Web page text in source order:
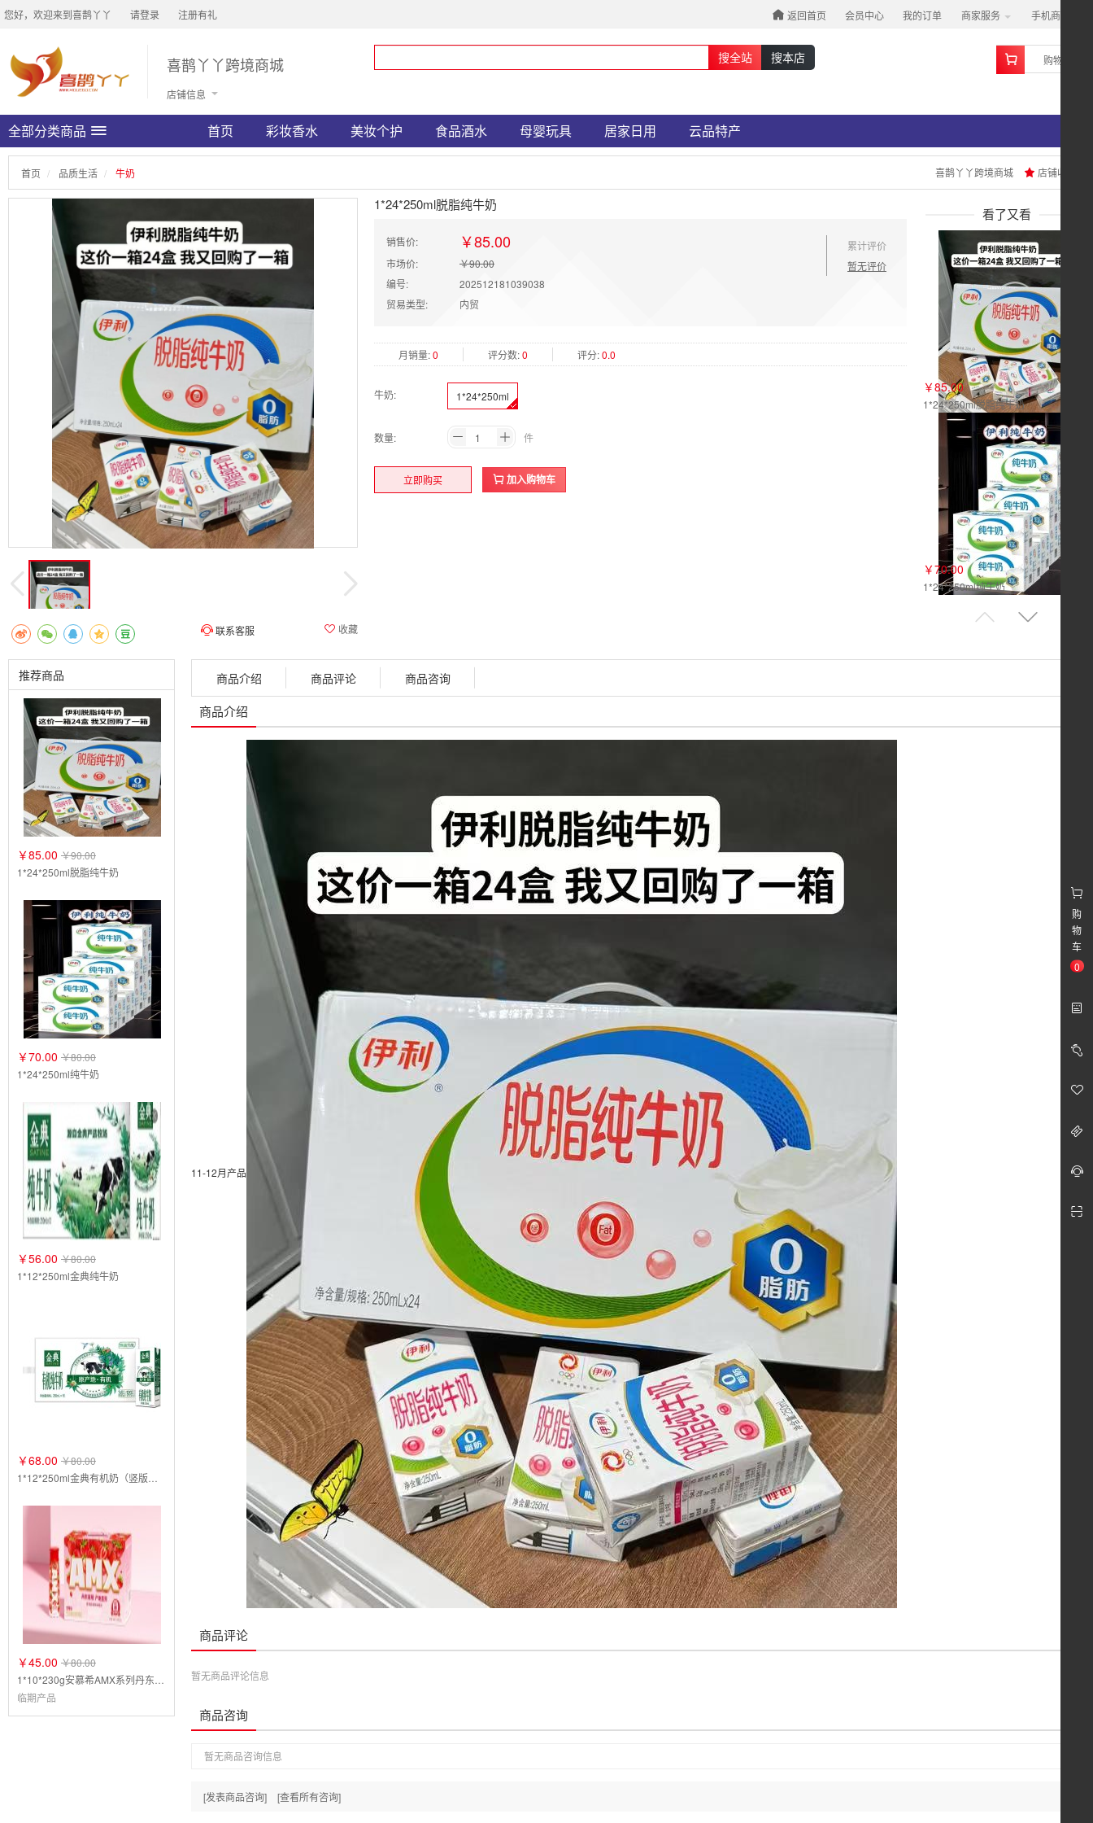
您好，欢迎来到喜鹊丫丫 请登录 注册有礼 返回首页 会员中心 我的订单 商家服务 手机商城
喜鹊丫丫跨境商城
店铺信息
搜全站 搜本店 购物车
全部分类商品 首页 彩妆香水 美妆个护 食品酒水 母婴玩具 居家日用 云品特产
购
物
车
0
首页 品质生活 牛奶 喜鹊丫丫跨境商城 店铺收藏
联系客服 收藏
1*24*250ml脱脂纯牛奶
销售价: ￥85.00
市场价:
￥90.00
编号:
202512181039038
贸易类型:
内贸
累计评价
暂无评价
月销量:0 评分数:0 评分:0.0
牛奶: 1*24*250ml
数量: 件
立即购买 加入购物车
看了又看
￥85.00
1*24*250ml脱脂纯牛奶
￥70.00
1*24*250ml纯牛奶
1*12*250ml金典有机奶（竖版外箱）
推荐商品
￥85.00 ￥90.00
1*24*250ml脱脂纯牛奶
￥70.00 ￥80.00
1*24*250ml纯牛奶
￥56.00 ￥80.00
1*12*250ml金典纯牛奶
￥68.00 ￥80.00
￥45.00 ￥80.00
临期产品
商品介绍 商品评论 商品咨询
商品介绍
11-12月产品
商品评论
暂无商品评论信息
商品咨询
暂无商品咨询信息
[发表商品咨询] [查看所有咨询]